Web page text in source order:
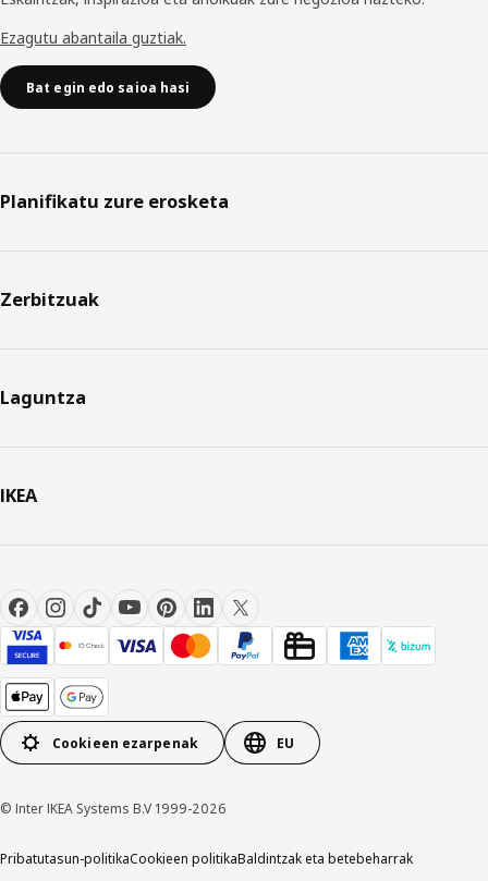
Ezagutu abantaila guztiak.
Bat egin edo saioa hasi
Planifikatu zure erosketa
Zerbitzuak
Laguntza
IKEA
Cookieen ezarpenak EU
© Inter IKEA Systems B.V 1999-2026
Pribatutasun-politikaCookieen politikaBaldintzak eta betebeharrak